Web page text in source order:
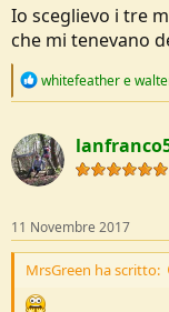
Io sceglievo i tre
che mi tenevano
R
c
t
i
o
s
:
whitefeathere
11 Novembre 2017
MrsGreen ha scritto: